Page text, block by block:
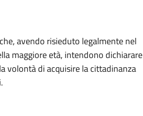
avendo risieduto legalmente nel
maggiore età, intendono dichiarare
volontà di acquisire la cittadinanza